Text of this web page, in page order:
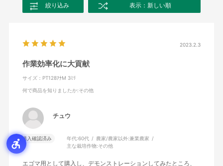
絞り込み 表示：新しい順
2023.2.3
作業効率化に大貢献
サイズ：PT128ｱﾅM 3ﾐﾘ
何で商品を知りましたか:その他
チュウ
購入確認済み 年代:60代 農家/農家以外:兼業農家
主な栽培作物:その他
エゴマ用として購入し、デモンストレーションしてみたところ、